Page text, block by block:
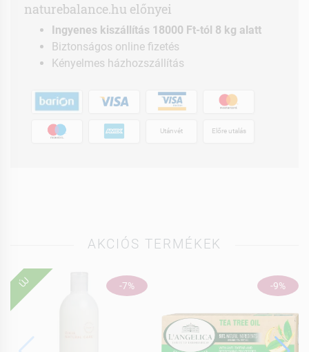
naturebalance.hu előnyei
Ingyenes kiszállítás 18000 Ft-tól 8 kg alatt
Biztonságos online fizetés
Kényelmes házhozszállítás
Utánvét Előre utalás
AKCIÓS TERMÉKEK
-7%
ÚJ -9%